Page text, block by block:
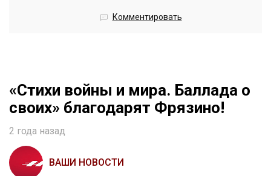
Комментировать
«Стихи войны и мира. Баллада о
своих» благодарят Фрязино!
2 года назад
ВАШИ НОВОСТИ